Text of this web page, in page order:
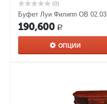
(0)
Буфет Луи Филипп ОВ 02.03
190,600 Р
ОПЦИИ